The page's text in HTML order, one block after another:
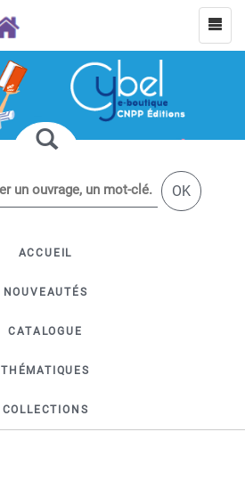
OK
ACCUEIL
NOUVEAUTÉS
CATALOGUE
THÉMATIQUES
COLLECTIONS